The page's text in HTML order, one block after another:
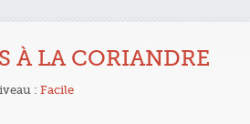
À LA CORIANDRE
: Facile